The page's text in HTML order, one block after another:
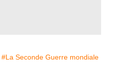
#La Seconde Guerre mondiale